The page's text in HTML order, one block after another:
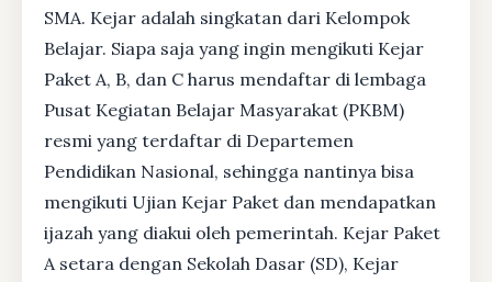
SMA. Kejar adalah singkatan dari Kelompok
Belajar. Siapa saja yang ingin mengikuti Kejar
Paket A, B, dan C harus mendaftar di lembaga
Pusat Kegiatan Belajar Masyarakat (PKBM)
resmi yang terdaftar di Departemen
Pendidikan Nasional, sehingga nantinya bisa
mengikuti Ujian Kejar Paket dan mendapatkan
ijazah yang diakui oleh pemerintah. Kejar Paket
A setara dengan Sekolah Dasar (SD), Kejar